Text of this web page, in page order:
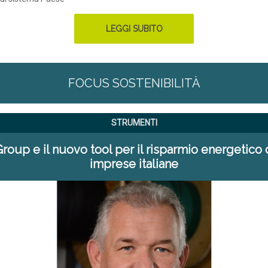
LEGGI SUBITO
FOCUS SOSTENIBILITÀ
STRUMENTI
e il nuovo tool per il risparmio energetico
imprese italiane